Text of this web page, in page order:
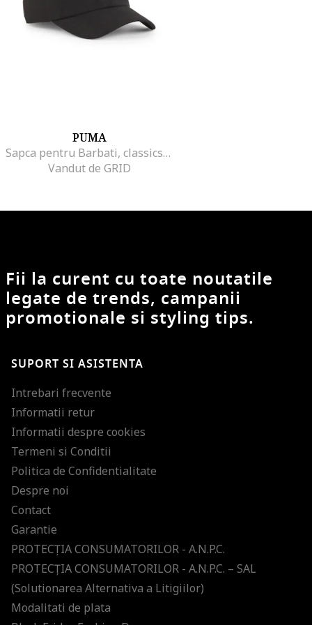
PUMA
Sapca pentru Barbati, classics graphic dad cap, 025490-01, MISC INTL, Negru
Vandut de GRID
Fii la curent cu toate noutatile
legate de trends, campanii
promotionale si styling tips.
SUPORT SI ASISTENTA
Intrebari frecvente
Informatii retur
Informatii despre cookies
Termeni si Conditii
Politica de Confidentialitate
Despre noi
Contact
Garantie
PROTECŢIA CONSUMATORILOR - A.N.P.C.
PROTECŢIA CONSUMATORILOR - A.N.P.C. – SAL
(Solutionarea Alternativa a Litigiilor)
Modalitati de plata